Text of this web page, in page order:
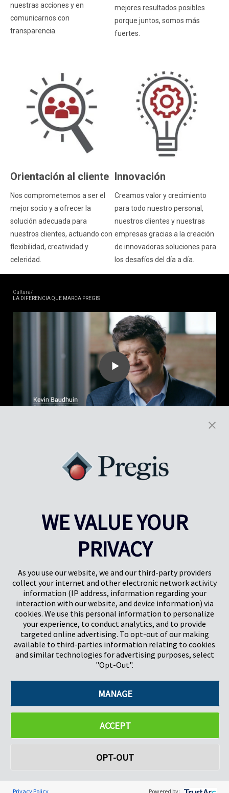
nuestras acciones y en
comunicarnos con
transparencia.
mejores resultados posibles
porque juntos, somos más
fuertes.
Orientación al cliente
Nos comprometemos a ser el
mejor socio y a ofrecer la
solución adecuada para
nuestros clientes, actuando con
flexibilidad, creatividad y
celeridad.
Innovación
Creamos valor y crecimiento
para todo nuestro personal,
nuestros clientes y nuestras
empresas gracias a la creación
de innovadoras soluciones para
los desafíos del día a día.
Cultura/
LA DIFERENCIA QUE MARCA PREGIS
Herts, UK
SG1 2DG
Centro Pregis IQ
Park Forum 1053
Países Bajos
Pregis GmbH
Rheinpromenade 13
40789 Monheim am Rhein
Deutschland
Geschäftsführer: K. J. Baudhuin, D. K. LaVanWay, L. Darnell
©2026 Pregis LLC. Todos los derechos reservados.
WE VALUE YOUR
PRIVACY
As you use our website, we and our third-party providers
collect your internet and other electronic network activity
information (IP address, information regarding your
interaction with our website, and device information) via
cookies. We use this personal information to personalize
your experience, to conduct analytics, and to provide
targeted online advertising. To opt-out of our making
available to third-parties information relating to cookies
and similar technologies for advertising purposes, select
"Opt-Out".
MANAGE
ACCEPT
OPT-OUT
Privacy Policy Powered by: